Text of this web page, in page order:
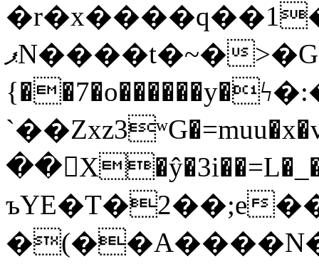
ޕN����t�~�>�G�{�Wރ�sl̞�@x_:�ˏ��՛��zU;wk�F�m�q}
ъYE�T�2��;e